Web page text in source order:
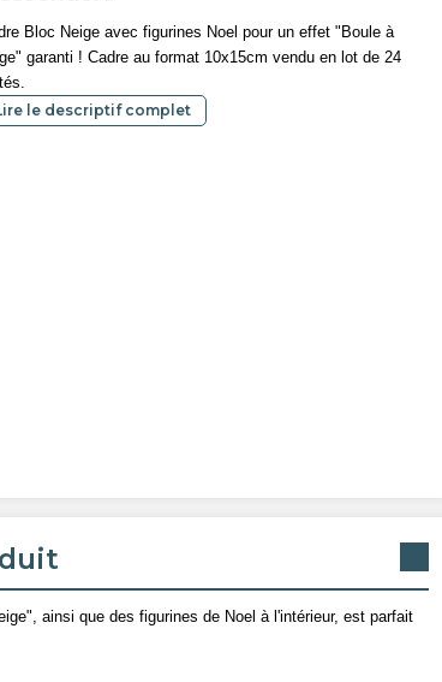
Bloc Neige avec figurines Noel pour un effet "Boule à
garanti ! Cadre au format 10x15cm vendu en lot de 24
le descriptif complet
ainsi que des figurines de Noel à l'intérieur, est parfait